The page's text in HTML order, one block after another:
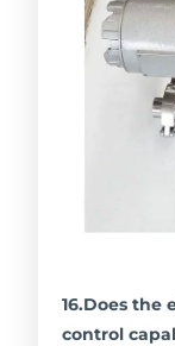
16.Does the
control